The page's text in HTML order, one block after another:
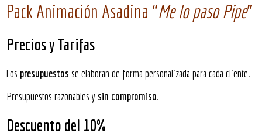
Pack Animación Asadina “Me lo paso Pipe”
Precios y Tarifas
Los presupuestos se elaboran de forma personalizada para cada cliente.
Presupuestos razonables y sin compromiso.
Descuento del 10%